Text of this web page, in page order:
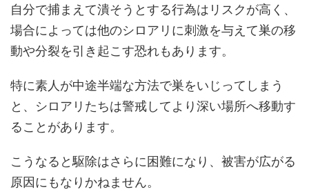
自分で捕まえて潰そうとする行為はリスクが高く、
場合によっては他のシロアリに刺激を与えて巣の移
動や分裂を引き起こす恐れもあります。
特に素人が中途半端な方法で巣をいじってしまう
と、シロアリたちは警戒してより深い場所へ移動す
ることがあります。
こうなると駆除はさらに困難になり、被害が広がる
原因にもなりかねません。